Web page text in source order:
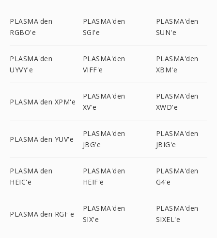
PLASMA'den
RGBO'e
PLASMA'den
SGI'e
PLASMA'den
SUN'e
PLASMA'den
UYVY'e
PLASMA'den
VIFF'e
PLASMA'den
XBM'e
PLASMA'den XPM'e
PLASMA'den
XV'e
PLASMA'den
XWD'e
PLASMA'den YUV'e
PLASMA'den
JBG'e
PLASMA'den
JBIG'e
PLASMA'den
HEIC'e
PLASMA'den
HEIF'e
PLASMA'den
G4'e
PLASMA'den RGF'e
PLASMA'den
SIX'e
PLASMA'den
SIXEL'e